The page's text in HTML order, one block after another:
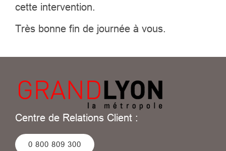
cette intervention.
Très bonne fin de journée à vous.
Centre de Relations Client :
0 800 809 300